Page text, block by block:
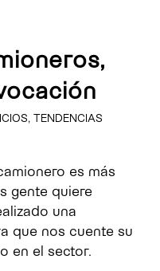
, TENDENCIAS
es más
gente quiere
una
que nos cuente su
en el sector.